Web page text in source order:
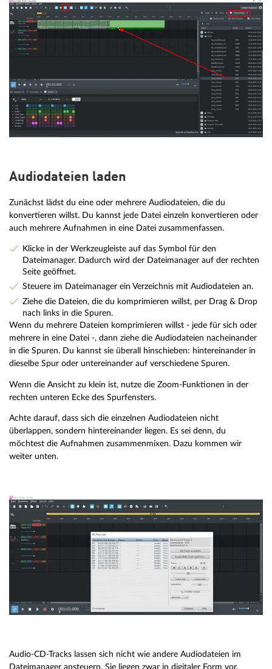
Audiodateien laden
Zunächst lädst du eine oder mehrere Audiodateien, die du
konvertieren willst. Du kannst jede Datei einzeln konvertieren oder
auch mehrere Aufnahmen in eine Datei zusammenfassen.
Klicke in der Werkzeugleiste auf das Symbol für den
Dateimanager. Dadurch wird der Dateimanager auf der rechten
Seite geöffnet.
Steuere im Dateimanager ein Verzeichnis mit Audiodateien an.
Ziehe die Dateien, die du komprimieren willst, per Drag & Drop
nach links in die Spuren.
Wenn du mehrere Dateien komprimieren willst - jede für sich oder
mehrere in eine Datei -, dann ziehe die Audiodateien nacheinander
in die Spuren. Du kannst sie überall hinschieben: hintereinander in
dieselbe Spur oder untereinander auf verschiedene Spuren.
Wenn die Ansicht zu klein ist, nutze die Zoom-Funktionen in der
rechten unteren Ecke des Spurfensters.
Achte darauf, dass sich die einzelnen Audiodateien nicht
überlappen, sondern hintereinander liegen. Es sei denn, du
möchtest die Aufnahmen zusammenmixen. Dazu kommen wir
weiter unten.
Audio-CD-Tracks lassen sich nicht wie andere Audiodateien im
Dateimanager ansteuern. Sie liegen zwar in digitaler Form vor,